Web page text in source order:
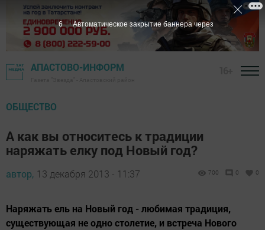
АПАСТОВО-ИНФОРМ
ОБЩЕСТВО
А как вы относитесь к традиции
наряжать елку под Новый год?
автор, 13 декабря 2013 - 11:37 700 0 0
Наряжать ель на Новый год - любимая традиция,
существующая не одно столетие, и встреча Нового
5 Автоматическое закрытие баннера через